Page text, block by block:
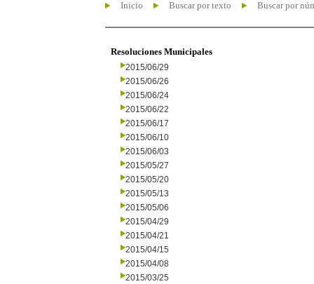
Inicio Buscar por texto Buscar por
Resoluciones Municipales
2015/06/29
2015/06/26
2015/06/24
2015/06/22
2015/06/17
2015/06/10
2015/06/03
2015/05/27
2015/05/20
2015/05/13
2015/05/06
2015/04/29
2015/04/21
2015/04/15
2015/04/08
2015/03/25